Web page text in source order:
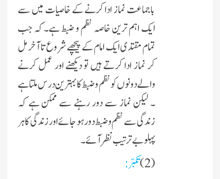
باجماعت نماز ادا کرنے کے خاصیات میں سے
ایک اہم ترین خاصہ نظم و ضبط ہے۔ کہ جب
تمام مقتدی ایک امام کے پیچھے شروع تا آخر مل
کر نماز ادا کرتے ہیں تو دیکھنے اور عمل کرنے
والے دونوں کو نظم و ضبط کا بہترین درس ملتا ہے
۔ لیکن نماز سے دور رہنے سے ممکن ہے کہ
زندگی سے نظم و ضبط دور ہو جائے اور زندگی کا ہر
پہلو بے ترتیب نظر آئے ۔
(2) تکبّر :